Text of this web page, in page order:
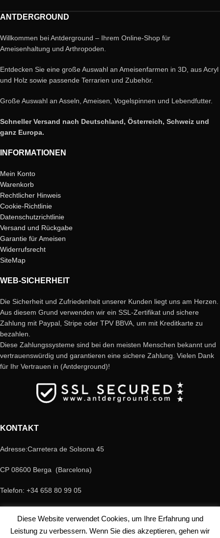
ANTDERGROUND
Willkommen bei Antderground – Ihrem Online-Shop für
Ameisenhaltung und Arthropoden.
Entdecken Sie eine große Auswahl an Ameisenfarmen in 3D, aus Acryl
und Holz sowie passende Terrarien und Zubehör.
Große Auswahl an Asseln, Ameisen, Vogelspinnen und Lebendfutter.
Schneller Versand nach Deutschland, Österreich, Schweiz und
ganz Europa.
INFORMATIONEN
Mein Konto
Warenkorb
Rechtlicher Hinweis
Cookie-Richtlinie
Datenschutzrichtlinie
Versand und Rückgabe
Garantie für Ameisen
Widerrufsrecht
SiteMap
WEB-SICHERHEIT
Die Sicherheit und Zufriedenheit unserer Kunden liegt uns am Herzen.
Aus diesem Grund verwenden wir ein SSL-Zertifikat und sichere
Zahlung mit Paypal, Stripe oder TPV BBVA, um mit Kreditkarte zu
bezahlen.
Diese Zahlungssysteme sind bei den meisten Menschen bekannt und
vertrauenswürdig und garantieren eine sichere Zahlung. Vielen Dank
für Ihr Vertrauen in (Antderground)!
KONTAKT
Adresse:Carretera de Solsona 45
CP 08600 Berga (Barcelona)
Telefon: +34 658 80 99 05
© Copyright Antderground 2017- 2024 ---> Nucli zoologic: 9015-1457203/2021
Diese Website verwendet Cookies, um Ihre Erfahrung und
Leistung zu verbessern. Wenn Sie dies akzeptieren, gehen wir